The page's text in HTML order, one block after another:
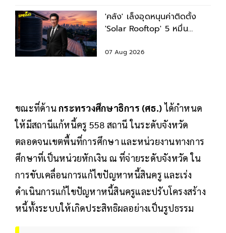
'คลัง' เล็งอุดหนุนค่าติดตั้ง
'Solar Rooftop' 5 หมื่น
07 Aug 2026
ขณะที่ด้านกระทรวงศึกษาธิการ (ศธ.) ได้กำหนด
ให้มีสถานีแก้หนี้ครู 558 สถานี ในระดับจังหวัด
ตลอดจนเขตพื้นที่การศึกษา และหน่วยงานทางการ
ศึกษาที่เป็นหน่วยหักเงิน ณ ที่จ่ายระดับจังหวัด ใน
การขับเคลื่อนการแก้ไขปัญหาหนี้สินครู และเร่ง
ดำเนินการแก้ไขปัญหาหนี้สินครูและปรับโครงสร้าง
หนี้ทั้งระบบให้เกิดประสิทธิผลอย่างเป็นรูปธรรม